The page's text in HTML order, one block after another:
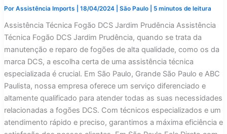
Por Assistência Imports 18/04/2024 São Paulo| 5 minutos de leitura
Assistência Técnica Fogão DCS Jardim Prudência Assistência
Técnica Fogão DCS Jardim Prudência, quando se trata da
manutenção e reparo de fogões de alta qualidade, como os da
marca DCS, a escolha certa de uma assistência técnica
especializada é crucial. Em São Paulo, Grande São Paulo e ABC
Paulista, nossa empresa oferece um serviço diferenciado e
altamente qualificado para atender todas as suas necessidades
relacionadas a fogões DCS. Com técnicos especializados e um
atendimento rápido e preciso, garantimos a máxima eficiência e